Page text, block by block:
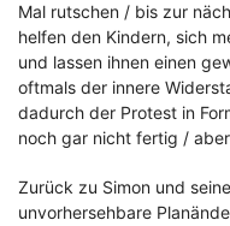
Mal rutschen / bis zur
helfen den Kindern, sich
und lassen ihnen einen
oftmals der innere
dadurch der Protest in
noch gar nicht fertig /
Zurück zu Simon und
unvorhersehbare